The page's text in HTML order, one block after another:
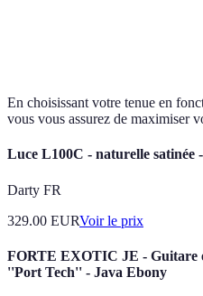
En choisissant votre tenue en
vous vous assurez de maximiser
Luce L100C - naturelle satinée
Darty FR
329.00 EURVoir le prix
FORTE EXOTIC JE - Guitare
''Port Tech'' - Java Ebony